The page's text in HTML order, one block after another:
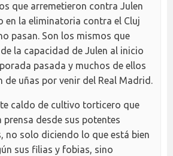
que arremetieron contra Julen
en la eliminatoria contra el Cluj
pasan. Son los mismos que
la capacidad de Julen al inicio
pasada y muchos de ellos
de uñas por venir del Real Madrid.
caldo de cultivo torticero que
prensa desde sus potentes
no solo diciendo lo que está bien
sus filias y fobias, sino